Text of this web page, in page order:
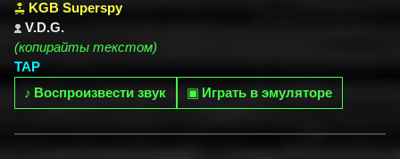
KGB Superspy
V.D.G.
(копирайты текстом)
TAP
♪ Воспроизвести звук ▣ Играть в эмуляторе